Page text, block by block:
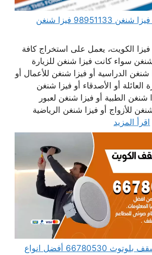
مكتب استخراج فيزا شنغن 98951133 فيزا شنغن
الكويت، يعمل على استخراج كافة
سواء كانت فيزا شنغن للزيارة
شنغن الدراسية أو فيزا شنغن للأعمال أو
العائلة أو الأصدقاء أو فيزا شنغن
شنغن الطبية أو فيزا شنغن لعبور
للأزواج أو فيزا شنغن الرياضية
اقرأ المزيد
فني سماعات سقف بلوتوث 66780530 أفضل انواع